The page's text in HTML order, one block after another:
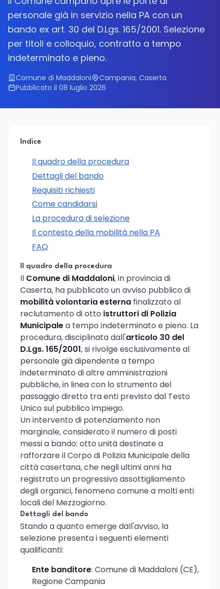
personale già in servizio nella PA con un
bando ex art. 30 del D.Lgs. 165/2001. Selezione
per titoli e colloquio, contratto a tempo
indeterminato e pieno.
Comune di Maddaloni
Campania, Caserta
Pubblicato il 08 luglio 2026
Indice
Il quadro della procedura
Dettagli del bando
Requisiti richiesti
Come candidarsi
La procedura di selezione
Il contesto della mobilità nella PA
FAQ
Il quadro della procedura
Il Comune di Maddaloni, in provincia di
Caserta, ha pubblicato un avviso pubblico di
mobilità volontaria esterna finalizzato al
reclutamento di otto istruttori di Polizia
Municipalea tempo indeterminato e pieno. La
procedura, disciplinata dall'articolo 30 del
D.Lgs. 165/2001, si rivolge esclusivamente al
personale già dipendente a tempo
indeterminato di altre amministrazioni
pubbliche, in linea con lo strumento del
passaggio diretto tra enti previsto dal Testo
Unico sul pubblico impiego.
Un intervento di potenziamento non
marginale, considerato il numero di posti
messi a bando: otto unità destinate a
rafforzare il Corpo di Polizia Municipale della
città casertana, che negli ultimi anni ha
registrato un progressivo assottigliamento
degli organici, fenomeno comune a molti enti
locali del Mezzogiorno.
Dettagli del bando
Stando a quanto emerge dall'avviso, la
selezione presenta i seguenti elementi
qualificanti:
Ente banditore: Comune di Maddaloni (CE),
Regione Campania